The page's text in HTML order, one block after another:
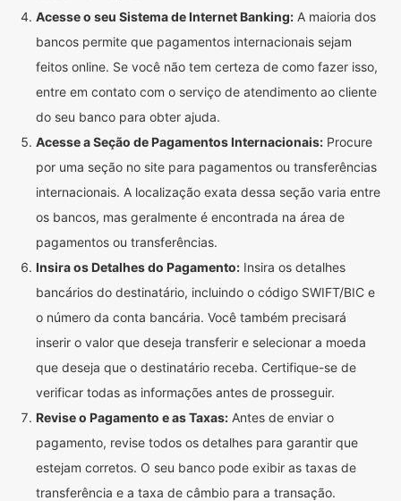
Acesse o seu Sistema de Internet Banking: A maioria dos
bancos permite que pagamentos internacionais sejam
feitos online. Se você não tem certeza de como fazer isso,
entre em contato com o serviço de atendimento ao cliente
do seu banco para obter ajuda.
Acesse a Seção de Pagamentos Internacionais: Procure
por uma seção no site para pagamentos ou transferências
internacionais. A localização exata dessa seção varia entre
os bancos, mas geralmente é encontrada na área de
pagamentos ou transferências.
Insira os Detalhes do Pagamento: Insira os detalhes
bancários do destinatário, incluindo o código SWIFT/BIC e
o número da conta bancária. Você também precisará
inserir o valor que deseja transferir e selecionar a moeda
que deseja que o destinatário receba. Certifique-se de
verificar todas as informações antes de prosseguir.
Revise o Pagamento e as Taxas: Antes de enviar o
pagamento, revise todos os detalhes para garantir que
estejam corretos. O seu banco pode exibir as taxas de
transferência e a taxa de câmbio para a transação.